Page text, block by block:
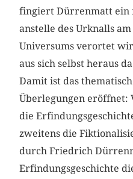
fingiert Dürrenmatt ein
anstelle des Urknalls
Universums verortet
aus sich selbst heraus
Damit ist das
Überlegungen eröffnet:
die
zweitens die
durch Friedrich
Erfindungsgeschichte